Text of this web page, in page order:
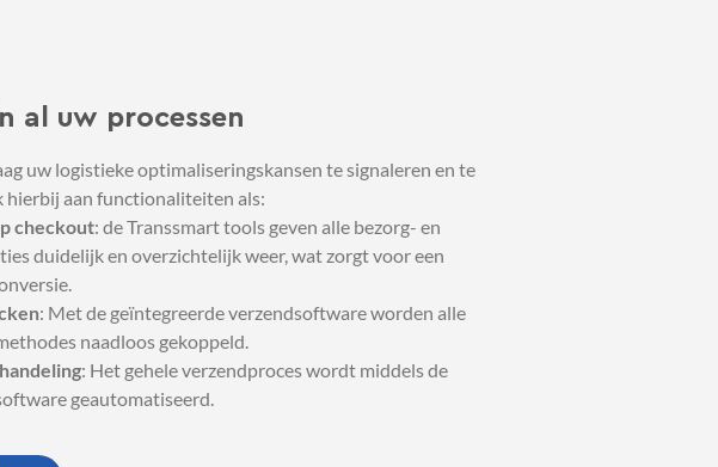
al uw processen
uw logistieke optimaliseringskansen te signaleren en te
hierbij aan functionaliteiten als:
checkout: de Transsmart tools geven alle bezorg- en
duidelijk en overzichtelijk weer, wat zorgt voor een
: Met de geïntegreerde verzendsoftware worden alle
naadloos gekoppeld.
: Het gehele verzendproces wordt middels de
geautomatiseerd.